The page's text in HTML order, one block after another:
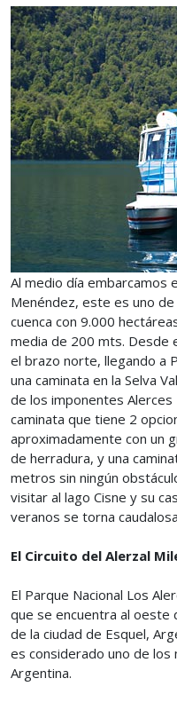
Al medio día embarcamos
Menéndez, este es uno
cuenca con 9.000
media de 200 mts. Desde
el brazo norte, llegando a
una caminata en la Selva
de los imponentes Alerces
caminata que tiene 2
aproximadamente con un
de herradura, y una
metros sin ningún
visitar al lago Cisne y su
veranos se torna
El Circuito del Alerzal
El Parque Nacional Los
que se encuentra al oeste
de la ciudad de Esquel,
es considerado uno de los
Argentina.